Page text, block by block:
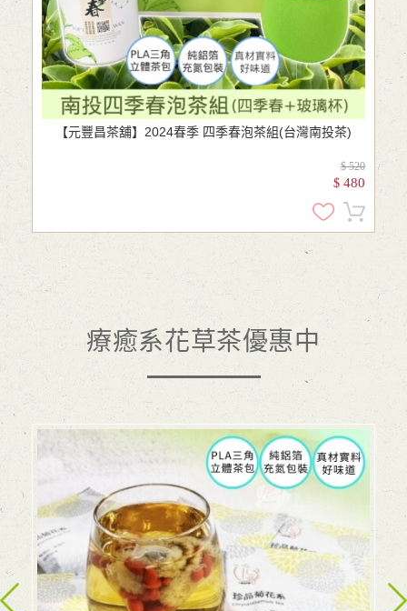
【元豐昌茶舖】2024春季 四季春泡茶組(台灣南投茶)
$ 520
$ 480
療癒系花草茶優惠中